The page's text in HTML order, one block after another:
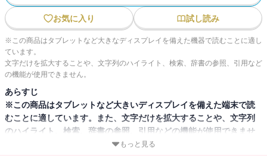
お気に入り 試し読み
※この商品はタブレットなど大きなディスプレイを備えた機器で読むことに適し
ています。
文字だけを拡大することや、文字列のハイライト、検索、辞書の参照、引用など
の機能が使用できません。
あらすじ
※この商品はタブレットなど大きいディスプレイを備えた端末で読
むことに適しています。また、文字だけを拡大することや、文字列
のハイライト、検索、辞書の参照、引用などの機能が使用できませ
もっと見る